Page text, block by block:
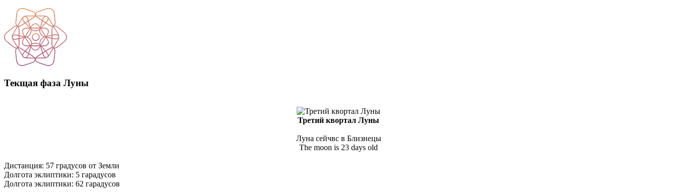
Текщая фаза Луны
Третий квортал Луны
Луна сейчвс в Близнецы
The moon is 23 days old
Дистанция: 57 градусов от Земли
Долгота эклиптики: 5 гарадусов
Долгота эклиптики: 62 гарадусов